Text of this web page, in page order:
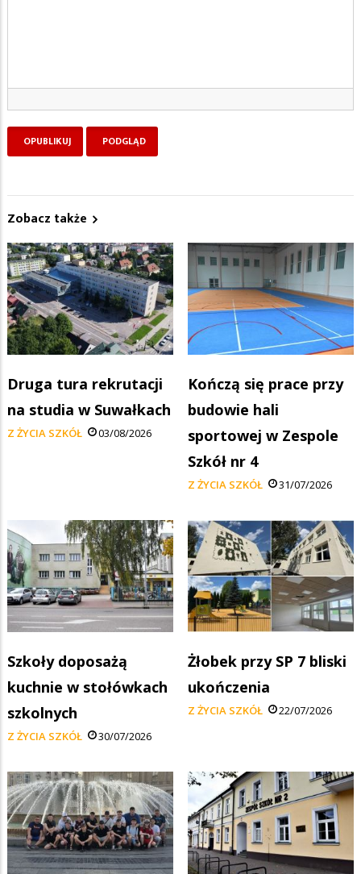
Zobacz także
Druga tura rekrutacji
na studia w Suwałkach
Z ŻYCIA SZKÓŁ 03/08/2026
Kończą się prace przy
budowie hali
sportowej w Zespole
Szkół nr 4
Z ŻYCIA SZKÓŁ 31/07/2026
Szkoły doposażą
kuchnie w stołówkach
szkolnych
Z ŻYCIA SZKÓŁ 30/07/2026
Żłobek przy SP 7 bliski
ukończenia
Z ŻYCIA SZKÓŁ 22/07/2026